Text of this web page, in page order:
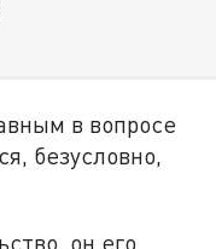
в вопросе
безусловно,
он его